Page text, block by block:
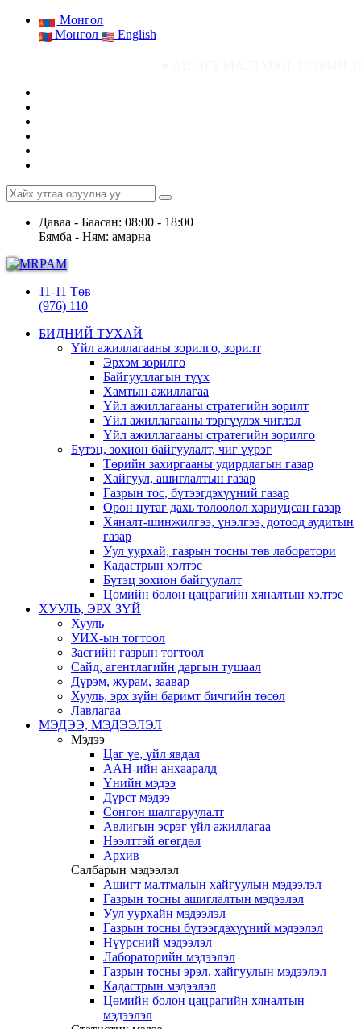
Монгол
Монгол
English
Даваа - Баасан: 08:00 - 18:00
Бямба - Ням: амарна
11-11 Төв
(976) 110
БИДНИЙ ТУХАЙ
Үйл ажиллагааны зорилго, зорилт
Эрхэм зорилго
Байгууллагын түүх
Хамтын ажиллагаа
Үйл ажиллагааны стратегийн зорилт
Үйл ажиллагааны тэргүүлэх чиглэл
Үйл ажиллагааны стратегийн зорилго
Бүтэц, зохион байгуулалт, чиг үүрэг
Төрийн захиргааны удирдлагын газар
Хайгуул, ашиглалтын газар
Газрын тос, бүтээгдэхүүний газар
Орон нутаг дахь төлөөлөл хариуцсан газар
Хяналт-шинжилгээ, үнэлгээ, дотоод аудитын
газар
Уул уурхай, газрын тосны төв лаборатори
Кадастрын хэлтэс
Бүтэц зохион байгуулалт
Цөмийн болон цацрагийн хяналтын хэлтэс
ХУУЛЬ, ЭРХ ЗҮЙ
Хууль
УИХ-ын тогтоол
Засгийн газрын тогтоол
Сайд, агентлагийн даргын тушаал
Дүрэм, журам, заавар
Хууль, эрх зүйн баримт бичгийн төсөл
Лавлагаа
МЭДЭЭ, МЭДЭЭЛЭЛ
Мэдээ
Цаг үе, үйл явдал
ААН-ийн анхааралд
Үнийн мэдээ
Дүрст мэдээ
Сонгон шалгаруулалт
Авлигын эсрэг үйл ажиллагаа
Нээлттэй өгөгдөл
Архив
Салбарын мэдээлэл
Ашигт малтмалын хайгуулын мэдээлэл
Газрын тосны ашиглалтын мэдээлэл
Уул уурхайн мэдээлэл
Газрын тосны бүтээгдэхүүний мэдээлэл
Нүүрсний мэдээлэл
Лабораторийн мэдээлэл
Газрын тосны эрэл, хайгуулын мэдээлэл
Кадастрын мэдээлэл
Цөмийн болон цацрагийн хяналтын
мэдээлэл